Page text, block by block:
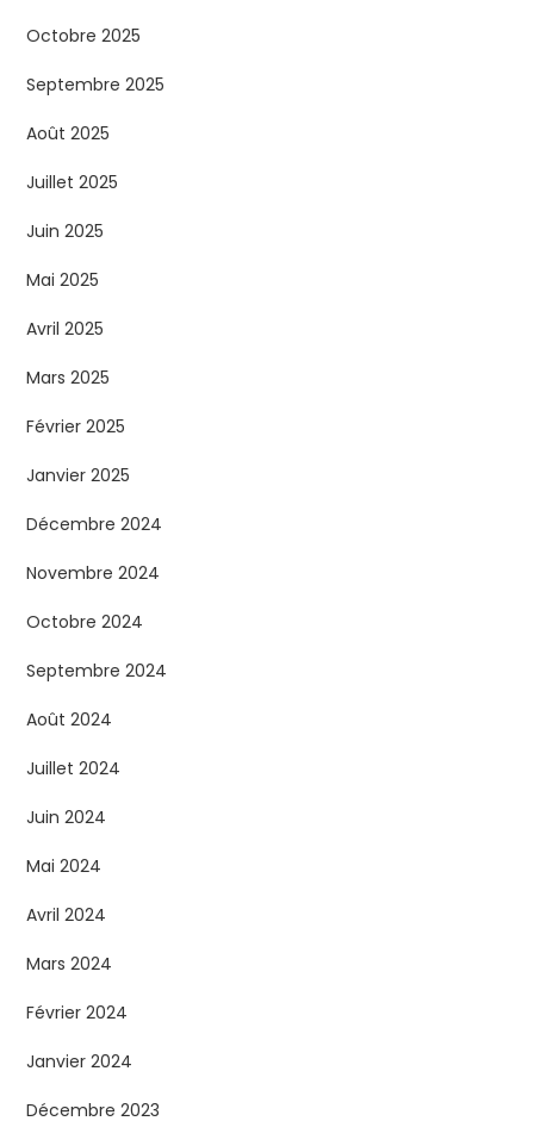
Octobre 2025
Septembre 2025
Août 2025
Juillet 2025
Juin 2025
Mai 2025
Avril 2025
Mars 2025
Février 2025
Janvier 2025
Décembre 2024
Novembre 2024
Octobre 2024
Septembre 2024
Août 2024
Juillet 2024
Juin 2024
Mai 2024
Avril 2024
Mars 2024
Février 2024
Janvier 2024
Décembre 2023